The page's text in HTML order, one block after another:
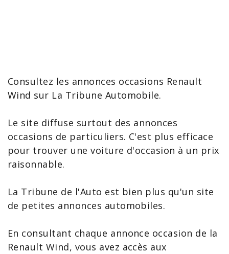
Consultez les annonces occasions Renault
Wind sur La Tribune Automobile.
Le site diffuse surtout des annonces
occasions de particuliers. C'est plus efficace
pour trouver une voiture d'occasion à un prix
raisonnable.
La Tribune de l'Auto est bien plus qu'un site
de petites annonces automobiles.
En consultant chaque annonce occasion de la
Renault Wind, vous avez accès aux